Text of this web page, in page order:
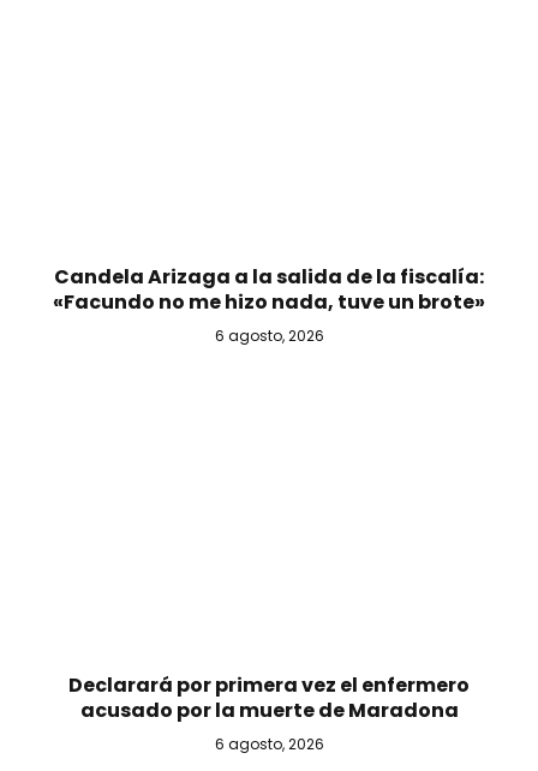
Candela Arizaga a la salida de la fiscalía:
«Facundo no me hizo nada, tuve un brote»
6 agosto, 2026
Declarará por primera vez el enfermero
acusado por la muerte de Maradona
6 agosto, 2026